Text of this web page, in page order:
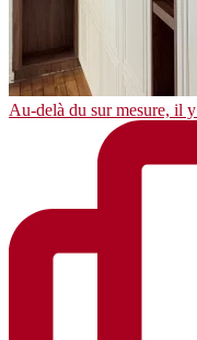
Au-delà du sur mesure, il